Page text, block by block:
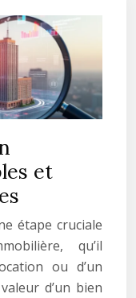
et
étape cruciale
qu’il
ou d’un
d’un bien